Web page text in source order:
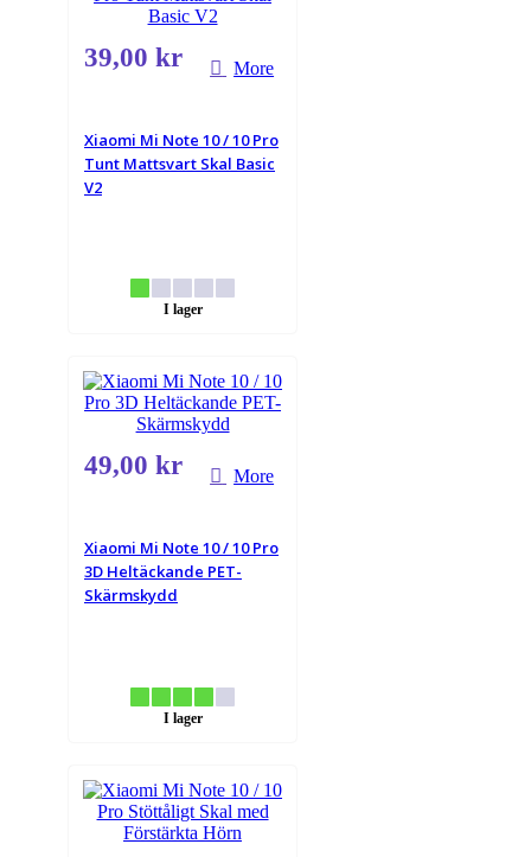
39,00 kr More
Xiaomi Mi Note 10 / 10 Pro
Tunt Mattsvart Skal Basic
V2
I lager
49,00 kr More
Xiaomi Mi Note 10 / 10 Pro
3D Heltäckande PET-
Skärmskydd
I lager